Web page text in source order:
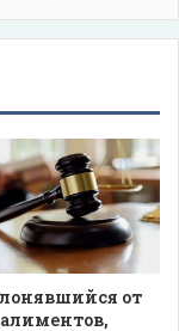
от